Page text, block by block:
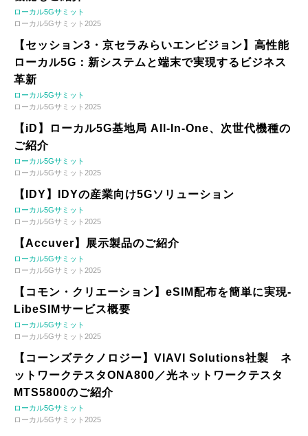
ローカル5Gサミット
ローカル5Gサミット2025
【セッション3・京セラみらいエンビジョン】高性能
ローカル5G：新システムと端末で実現するビジネス
革新
ローカル5Gサミット
ローカル5Gサミット2025
【iD】ローカル5G基地局 All-In-One、次世代機種の
ご紹介
ローカル5Gサミット
ローカル5Gサミット2025
【IDY】IDYの産業向け5Gソリューション
ローカル5Gサミット
ローカル5Gサミット2025
【Accuver】展示製品のご紹介
ローカル5Gサミット
ローカル5Gサミット2025
【コモン・クリエーション】eSIM配布を簡単に実現-
LibeSIMサービス概要
ローカル5Gサミット
ローカル5Gサミット2025
【コーンズテクノロジー】VIAVI Solutions社製 ネ
ットワークテスタONA800／光ネットワークテスタ
MTS5800のご紹介
ローカル5Gサミット
ローカル5Gサミット2025